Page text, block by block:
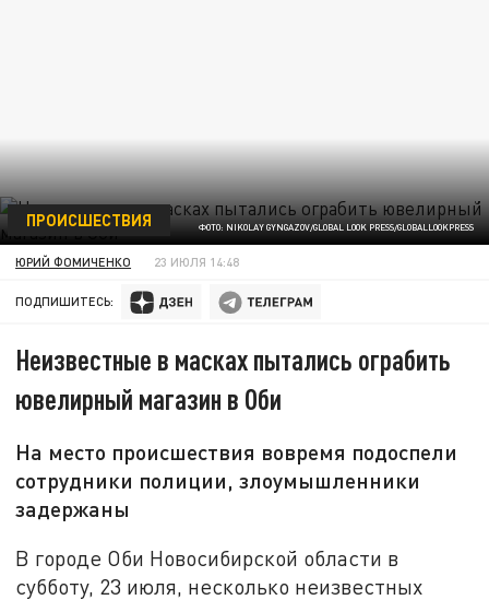
ФОТО: NIKOLAY GYNGAZOV/GLOBAL LOOK PRESS/GLOBALLOOKPRESS
ПРОИСШЕСТВИЯ
ЮРИЙ ФОМИЧЕНКО 23 ИЮЛЯ 14:48
ПОДПИШИТЕСЬ:
Неизвестные в масках пытались ограбить
ювелирный магазин в Оби
На место происшествия вовремя подоспели
сотрудники полиции, злоумышленники
задержаны
В городе Оби Новосибирской области в
субботу, 23 июля, несколько неизвестных